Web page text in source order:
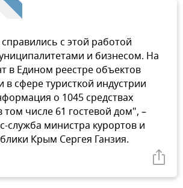
с этой работой
и бизнесом. На
в Едином реестре объектов
в сфере туристкой индустрии
о 1045 средствах
числе 61 гостевой дом", –
служба министра курортов и
Крым Сергея Ганзия.